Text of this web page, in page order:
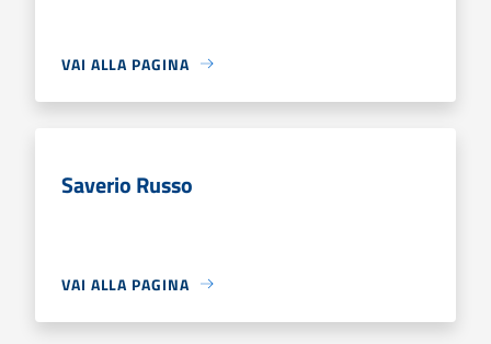
VAI ALLA PAGINA
Saverio Russo
VAI ALLA PAGINA